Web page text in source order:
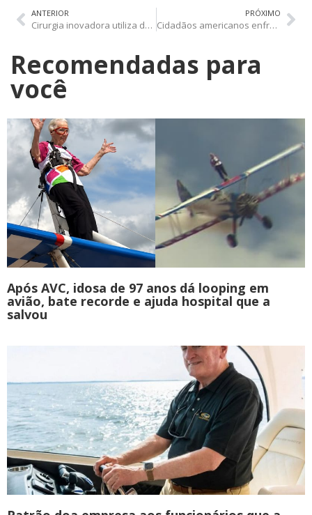
ANTERIOR
Cirurgia inovadora utiliza dente do paciente para recuperar a visão
PRÓXIMO
Cidadãos americanos enfrentam novos procedimentos em caso de perda de passaporte
Recomendadas para
você
Após AVC, idosa de 97 anos dá looping em
avião, bate recorde e ajuda hospital que a
salvou